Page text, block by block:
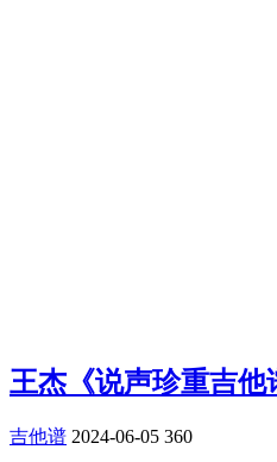
王杰《说声珍重吉
吉他谱 2024-06-05 360